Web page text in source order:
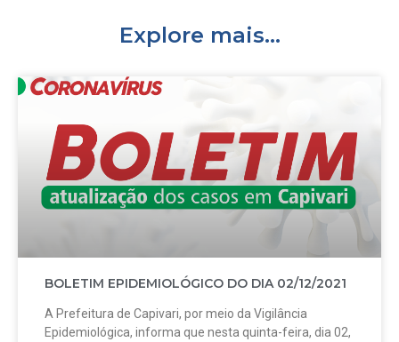
Explore mais...
BOLETIM EPIDEMIOLÓGICO DO DIA 02/12/2021
A Prefeitura de Capivari, por meio da Vigilância
Epidemiológica, informa que nesta quinta-feira, dia 02,